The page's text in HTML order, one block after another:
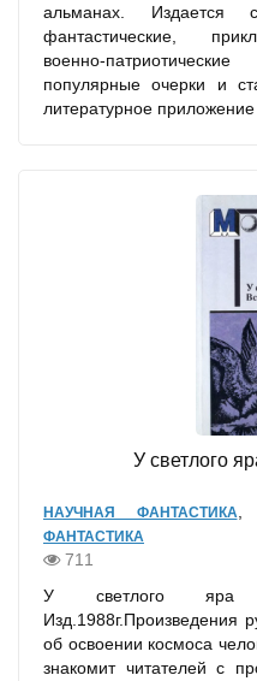
альманах. Издается
фантастические,
военно-
популярные очерки и
литературное приложение
У светлого
НАУЧНАЯ ФАНТАСТИКА
ФАНТАСТИКА
711
У светлого яра
Изд.1988г.Произведения
об освоении космоса
знакомит читателей с